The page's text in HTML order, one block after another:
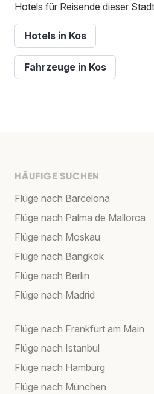
Hotels für Reisende dieser
Hotels in Kos
Fahrzeuge in Kos
HÄUFIGE SUCHEN
Flüge nach Barcelona
Flüge nach Palma de Mallorca
Flüge nach Moskau
Flüge nach Bangkok
Flüge nach Berlin
Flüge nach Madrid
Flüge nach Frankfurt am Main
Flüge nach Istanbul
Flüge nach Hamburg
Flüge nach München